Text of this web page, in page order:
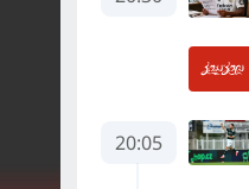
20:05